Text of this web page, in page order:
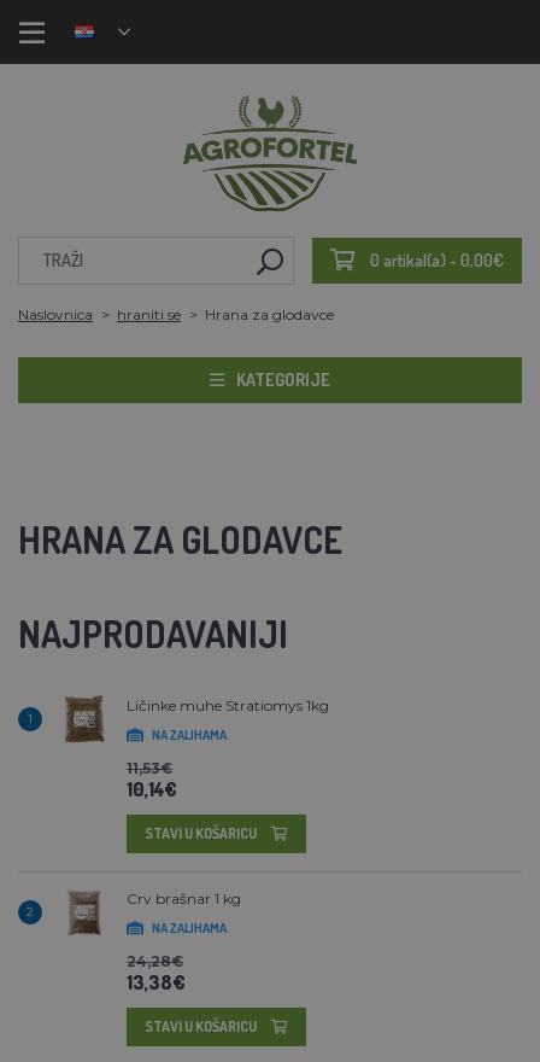
0 artikal(a) - 0,00€
Naslovnica hraniti se Hrana za glodavce
KATEGORIJE
HRANA ZA GLODAVCE
NAJPRODAVANIJI
1
Ličinke muhe Stratiomys 1kg
NA ZALIHAMA
11,53€
10,14€
STAVI U KOŠARICU
2
Crv brašnar 1 kg
NA ZALIHAMA
24,28€
13,38€
STAVI U KOŠARICU